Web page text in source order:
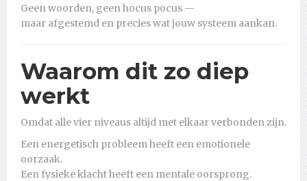
Geen woorden, geen hocus pocus —
maar afgestemd en precies wat jouw systeem aankan.
Waarom dit zo diep
werkt
Omdat alle vier niveaus altijd met elkaar verbonden zijn.
Een energetisch probleem heeft een emotionele
oorzaak.
Een fysieke klacht heeft een mentale oorsprong.